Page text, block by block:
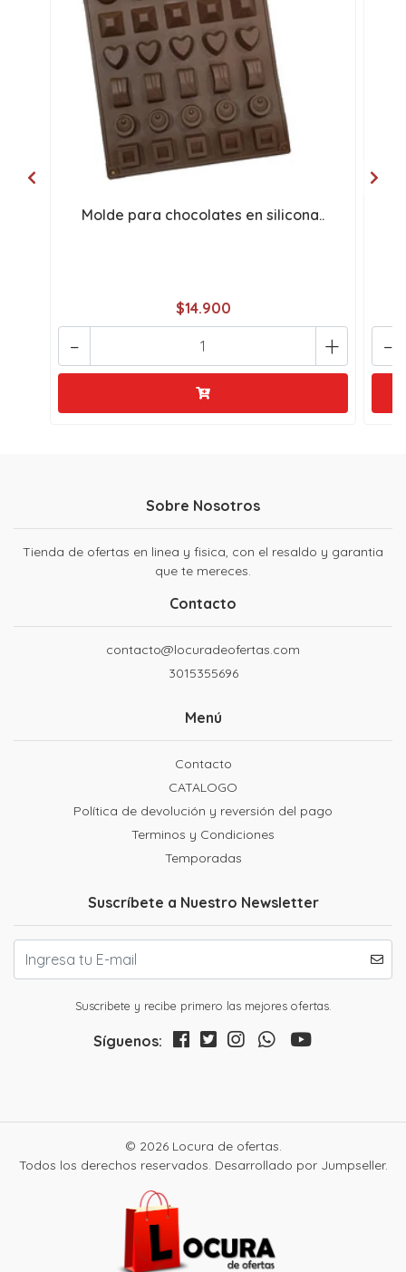
Molde para chocolates en silicona..
$14.900
+
- -
Sobre Nosotros
Tienda de ofertas en linea y fisica, con el resaldo y garantia
que te mereces.
Contacto
contacto@locuradeofertas.com
3015355696
Menú
Contacto
CATALOGO
Política de devolución y reversión del pago
Terminos y Condiciones
Temporadas
Suscríbete a Nuestro Newsletter
Suscribete y recibe primero las mejores ofertas.
Síguenos:
© 2026 Locura de ofertas.
Todos los derechos reservados. Desarrollado por Jumpseller.